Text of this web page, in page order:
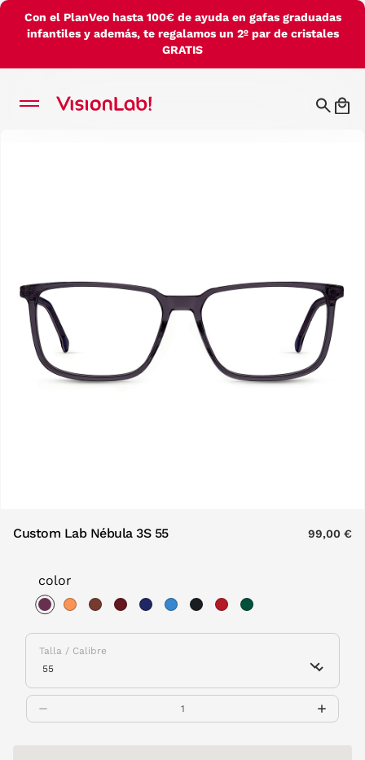
Con el PlanVeo hasta 100€ de ayuda en gafas graduadas
infantiles y además, te regalamos un 2º par de cristales
GRATIS
Custom Lab Nébula 3S 55 99,00 €
color
Talla / Calibre